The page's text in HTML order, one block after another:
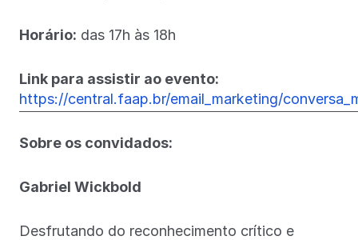
Horário: das 17h às 18h
Link para assistir ao evento:
https://central.faap.br/email_marketing/
Sobre os convidados:
Gabriel Wickbold
Desfrutando do reconhecimento crítico e